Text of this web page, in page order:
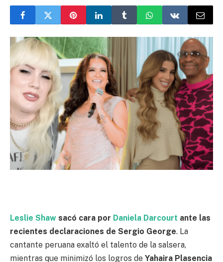
Leslie Shaw sacó cara por Daniela Darcourt ante las
recientes declaraciones de Sergio George. La
cantante peruana exaltó el talento de la salsera,
mientras que minimizó los logros de Yahaira Plasencia